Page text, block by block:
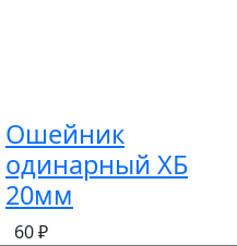
Ошейник
одинарный ХБ
20мм
60 ₽